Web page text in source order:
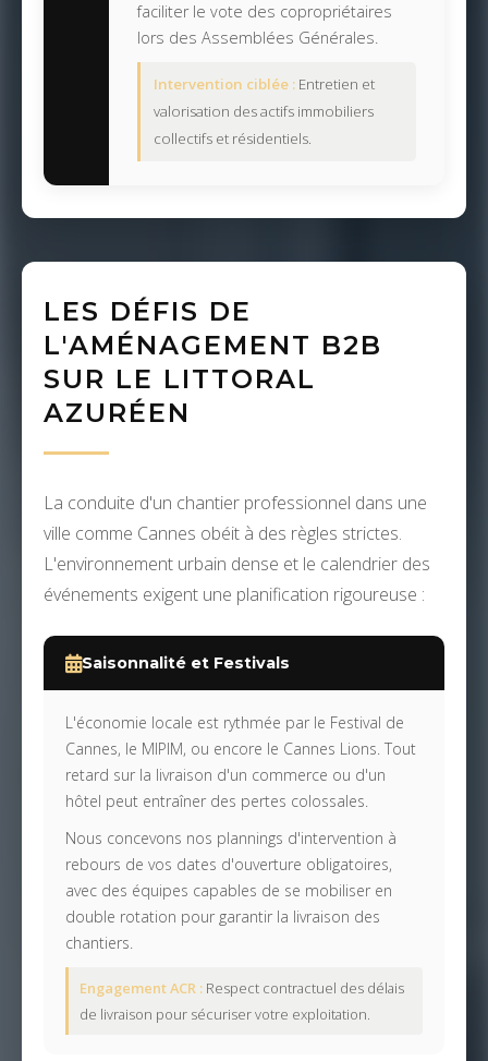
faciliter le vote des copropriétaires
lors des Assemblées Générales.
Intervention ciblée : Entretien et
valorisation des actifs immobiliers
collectifs et résidentiels.
LES DÉFIS DE
L'AMÉNAGEMENT B2B
SUR LE LITTORAL
AZURÉEN
La conduite d'un chantier professionnel dans une
ville comme Cannes obéit à des règles strictes.
L'environnement urbain dense et le calendrier des
événements exigent une planification rigoureuse :
Saisonnalité et Festivals
L'économie locale est rythmée par le Festival de
Cannes, le MIPIM, ou encore le Cannes Lions. Tout
retard sur la livraison d'un commerce ou d'un
hôtel peut entraîner des pertes colossales.
Nous concevons nos plannings d'intervention à
rebours de vos dates d'ouverture obligatoires,
avec des équipes capables de se mobiliser en
double rotation pour garantir la livraison des
chantiers.
Engagement ACR : Respect contractuel des délais
de livraison pour sécuriser votre exploitation.